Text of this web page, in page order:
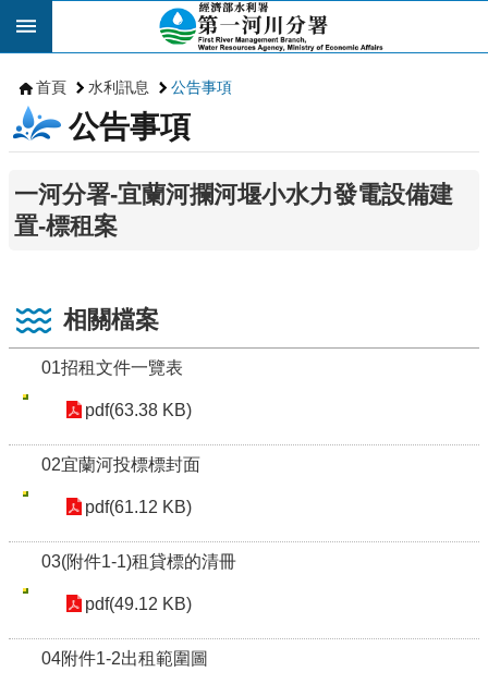
跳到主要內容區塊
首頁 水利訊息 公告事項
公告事項
一河分署-宜蘭河攔河堰小水力發電設備建
置-標租案
相關檔案
01招租文件一覽表
pdf(63.38 KB)
02宜蘭河投標標封面
pdf(61.12 KB)
03(附件1-1)租貸標的清冊
pdf(49.12 KB)
04附件1-2出租範圍圖